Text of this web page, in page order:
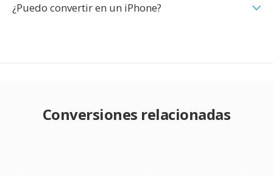
¿Puedo convertir en un iPhone?
Conversiones relacionadas